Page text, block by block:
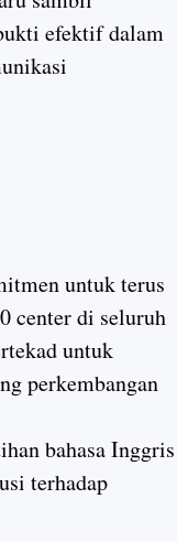
efektif dalam
untuk terus
center di seluruh
untuk
perkembangan
bahasa Inggris
terhadap